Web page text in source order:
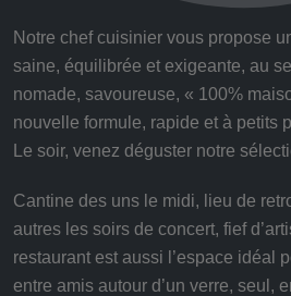
Notre chef cuisinier vous propose
saine, équilibrée et exigeante, au
nomade, savoureuse, « 100%
nouvelle formule, rapide et à petits
Le soir, venez déguster notre
Cantine des uns le midi, lieu de
autres les soirs de concert, fief
restaurant est aussi l’espace idéal
entre amis autour d’un verre, seul,